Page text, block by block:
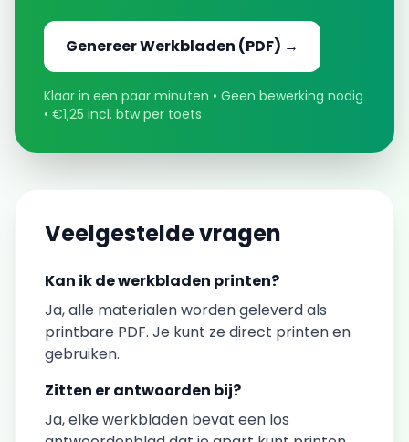
GenereerWerkbladen (PDF) →
Klaar in een paar minuten • Geen bewerking nodig
• €1,25 incl. btw per toets
Veelgestelde vragen
Kan ik dewerkbladen printen?
Ja, alle materialen worden geleverd als
printbare PDF. Je kunt ze direct printen en
gebruiken.
Zitten er antwoorden bij?
Ja, elkewerkbladen bevat een los